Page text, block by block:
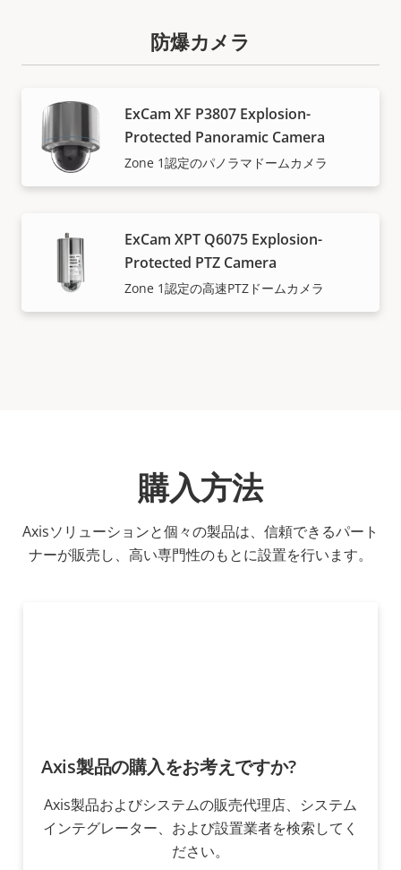
防爆カメラ
ExCam XF P3807 Explosion-
Protected Panoramic Camera
Zone 1認定のパノラマドームカメラ
ExCam XPT Q6075 Explosion-
Protected PTZ Camera
Zone 1認定の高速PTZドームカメラ
購入方法
Axisソリューションと個々の製品は、信頼できるパート
ナーが販売し、高い専門性のもとに設置を行います。
Axis製品の購入をお考えですか?
Axis製品およびシステムの販売代理店、システム
インテグレーター、および設置業者を検索してく
ださい。